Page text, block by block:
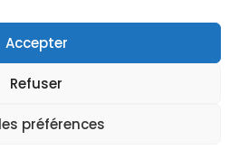
Accepter
Refuser
préférences
reconnu par les autorités
N° 0100345-ABC le 17.07.2026,
© 2026, Tout droit réservé aux